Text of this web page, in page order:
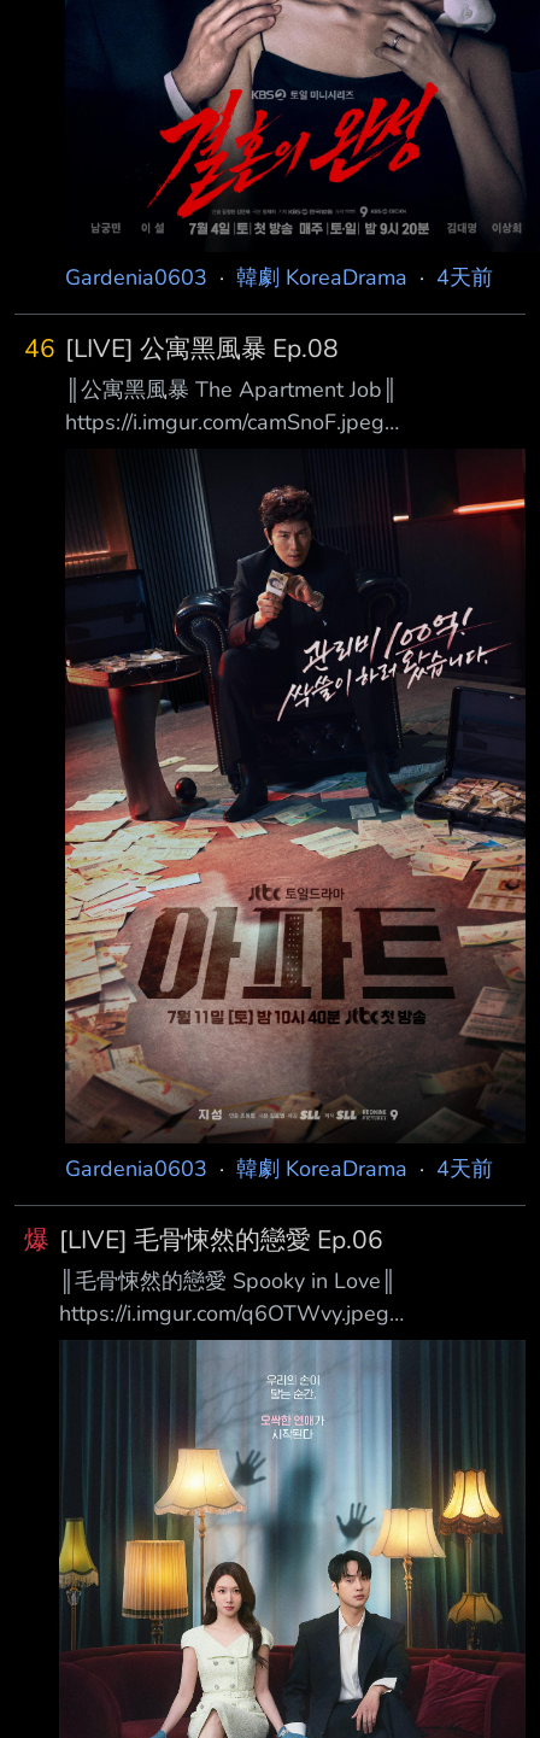
Gardenia0603 · 韓劇 KoreaDrama · 4天前
46 [LIVE] 公寓黑風暴 Ep.08
║公寓黑風暴 The Apartment Job║
https://i.imgur.com/camSnoF.jpeg
https://i.imgur.com/vDSk8wm.jpeg 100億的管
理費我要全部拿走！ 你每個月所繳納的管理
費，真的有用在對的地方嗎？ 在韓國有一半以
上的人民住在公寓大廈，而我們每個月收到的管
理費帳單上唯一看得懂的， 大概只有「合計金
額」那一欄。 清潔費？委託管理費？還有連名
稱都讓人一頭霧水的「長期修繕準備金」？
「反正才幾萬元而已，有什麼關係。」 在我們
習以為常、從不過問的冷漠
Gardenia0603 · 韓劇 KoreaDrama · 4天前
爆 [LIVE] 毛骨悚然的戀愛 Ep.06
║毛骨悚然的戀愛 Spooky in Love║
https://i.imgur.com/q6OTWvy.jpeg
https://i.imgur.com/59BIcwe.jpeg 當我們的手觸
碰到彼此的那一刻起，一場毛骨悚然的戀愛揭開
序幕 ❶.甜蜜愛情羅曼史與驚悚靈異題材的結合！
故事講述一名擁有看見鬼魂能力的絕美財閥繼承
人千汝利， 和一名極度懼怕鬼魂的熱血檢察官馬
剛旭，這對看似處於光譜兩端、絕對合不來的男
女， 在一次因緣際會下偶然相遇，甚至開始共享
那令人畏懼的超自然現象！ 在這樣的過程中，兩
人逐漸墜入